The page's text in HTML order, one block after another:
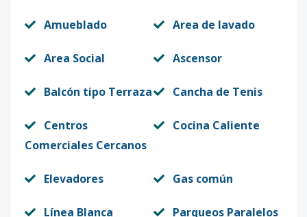
Amueblado Area de lavado
Area Social Ascensor
Balcón tipo Terraza Cancha de Tenis
Centros
Comerciales Cercanos
Cocina Caliente
Elevadores Gas común
Línea Blanca Parqueos Paralelos